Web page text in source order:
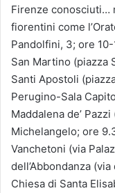
Firenze conosciuti…
fiorentini come
Pandolfini, 3; ore
San Martino (piazza
Santi Apostoli
Perugino-Sala
Maddalena de’
Michelangelo; ore
Vanchetoni (via
dell’Abbondanza
Chiesa di Santa